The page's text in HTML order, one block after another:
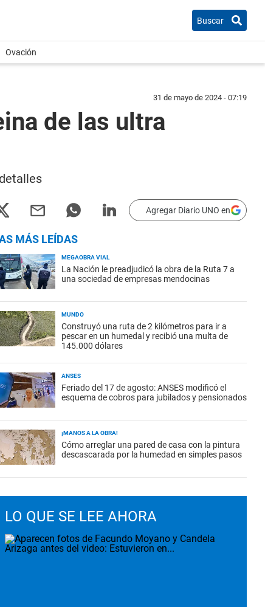
Buscar
Ovación
31 de mayo de 2024 - 07:19
de las ultra
Agregar Diario UNO en
MÁS LEÍDAS
MEGAOBRA VIAL
La Nación le preadjudicó la obra de la Ruta 7 a
una sociedad de empresas mendocinas
MUNDO
Construyó una ruta de 2 kilómetros para ir a
pescar en un humedal y recibió una multa de
145.000 dólares
ANSES
Feriado del 17 de agosto: ANSES modificó el
esquema de cobros para jubilados y pensionados
¡MANOS A LA OBRA!
Cómo arreglar una pared de casa con la pintura
descascarada por la humedad en simples pasos
LO QUE SE LEE AHORA